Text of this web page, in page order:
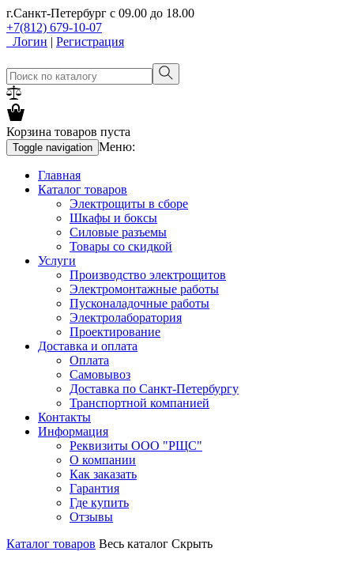
г.Санкт-Петербург с 09.00 до 18.00
+7(812) 679-10-07
Логин | Регистрация
Корзина товаров пуста
Toggle navigation Меню:
Главная
Каталог товаров
Электрощиты в сборе
Шкафы и боксы
Силовые разъемы
Товары со скидкой
Услуги
Производство электрощитов
Электромонтажные работы
Пусконаладочные работы
Электролаборатория
Проектирование
Доставка и оплата
Оплата
Самовывоз
Доставка по Санкт-Петербургу
Транспортной компанией
Контакты
Информация
Реквизиты ООО "РЩС"
О компании
Как заказать
Гарантия
Где купить
Отзывы
Каталог товаров Весь каталог Скрыть